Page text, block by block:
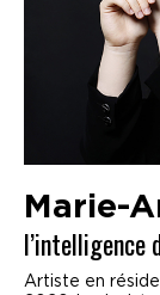
Marie-
l’intelligence
Artiste en